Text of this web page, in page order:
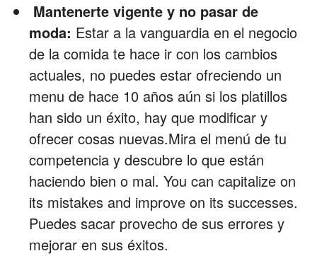
Mantenerte vigente y no pasar de
moda: Estar a la vanguardia en el negocio
de la comida te hace ir con los cambios
actuales, no puedes estar ofreciendo un
menu de hace 10 años aún si los platillos
han sido un éxito, hay que modificar y
ofrecer cosas nuevas.Mira el menú de tu
competencia y descubre lo que están
haciendo bien o mal. You can capitalize on
its mistakes and improve on its successes.
Puedes sacar provecho de sus errores y
mejorar en sus éxitos.